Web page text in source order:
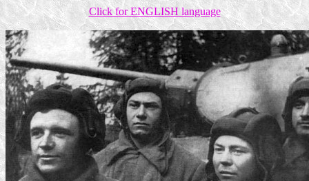
Click for ENGLISH language